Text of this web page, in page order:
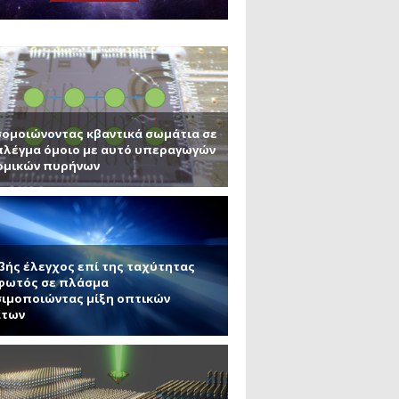
και πυριτένιο (Μέρος
ΜΙΤ)
ΑΠΘ)
σκοτεινή ύλη
κβαντικά σωμάτια σε
όμοιο με αυτό υπεραγωγών
πυρήνων
έλεγχος επί της ταχύτητας
σε πλάσμα
μίξη οπτικών